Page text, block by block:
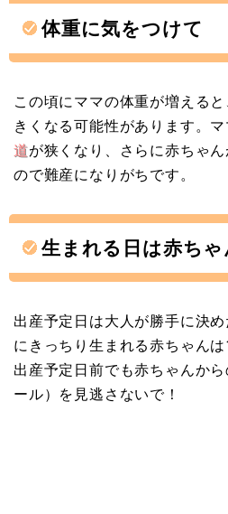
体重に気をつけて
この頃にママの体重が増える
きくなる可能性があります。
道が狭くなり、さらに赤ちゃ
ので難産になりがちです。
生まれる日は赤ち
出産予定日は大人が勝手に決
にきっちり生まれる赤ちゃんは
出産予定日前でも赤ちゃんか
ール）を見逃さないで！